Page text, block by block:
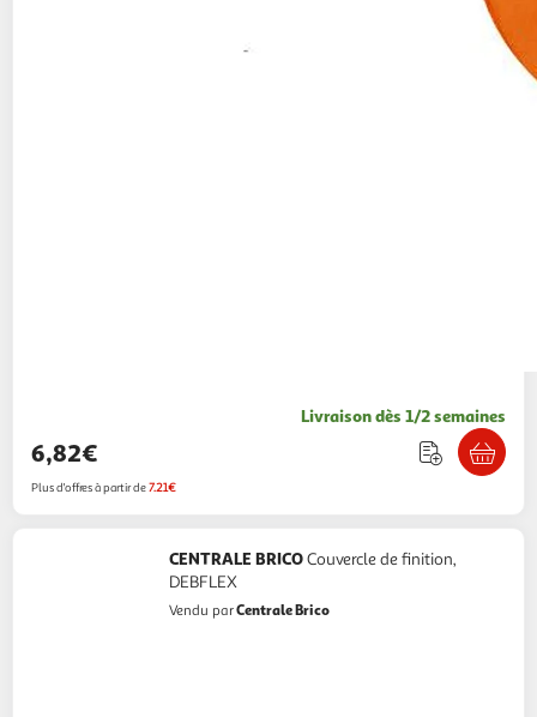
Livraison dès 1/2 semaines
6,82€
Plus d'offres à partir de7.21€
CENTRALE BRICO
DEBFLEX
Vendu parCentrale Brico